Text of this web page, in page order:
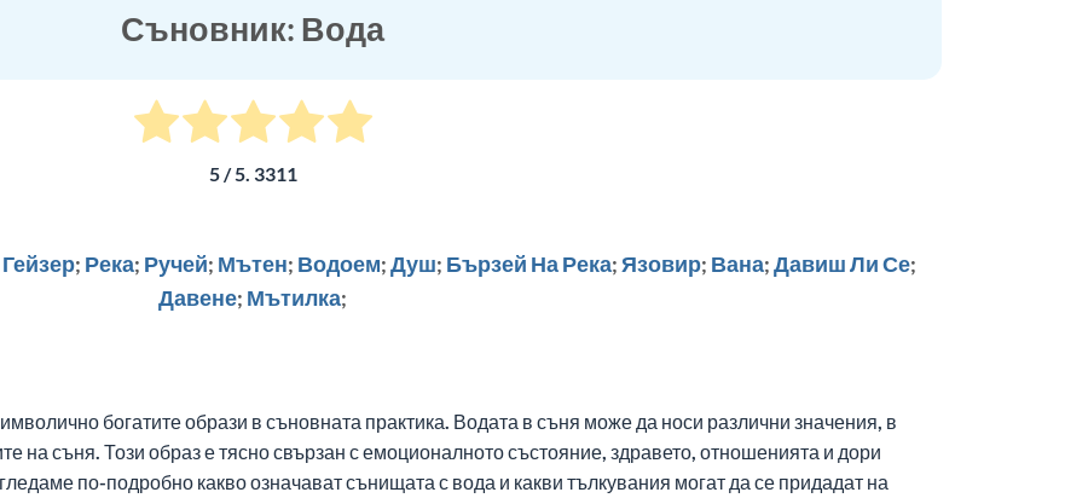
Съновник: Вода
5/ 5. 3311
Гейзер; Река; Ручей; Мътен; Водоем;Душ; Бързей На Река; Язовир; Вана;Давиш Ли Се;
Давене; Мътилка;
богатите образи в съновната практика. Водата в съня може да носи различни значения, в
на съня. Този образ е тясно свързан с емоционалното състояние, здравето, отношенията и дори
по-подробно какво означават сънищата с вода и какви тълкувания могат да се придадат на